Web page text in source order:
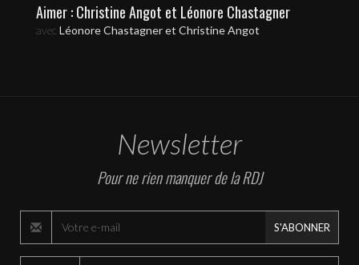
Aimer : Christine Angot et Léonore Chastagner
avec Léonore Chastagner et Christine Angot
Newsletter
Pour ne rien manquer de la RDJ
S'ABONNER